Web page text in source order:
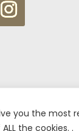
you the most
the cookies. .